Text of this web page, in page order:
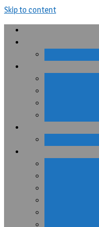
Skip to content